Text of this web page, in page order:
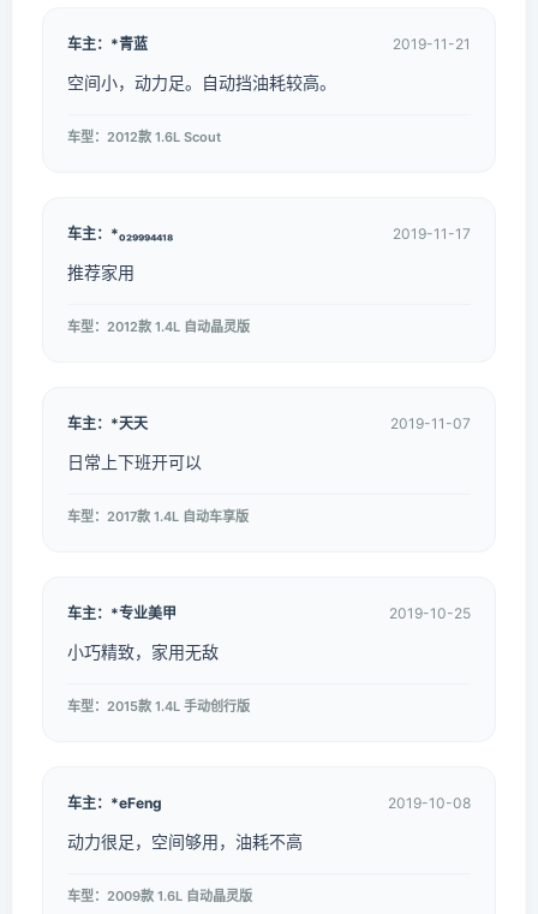
车主：*青蓝 2019-11-21
空间小，动力足。自动挡油耗较高。
车型：2012款 1.6L Scout
车主：*₀₂₉₉₉₄₄₁₈ 2019-11-17
推荐家用
车型：2012款 1.4L 自动晶灵版
车主：*天天 2019-11-07
日常上下班开可以
车型：2017款 1.4L 自动车享版
车主：*专业美甲 2019-10-25
小巧精致，家用无敌
车型：2015款 1.4L 手动创行版
车主：*eFeng 2019-10-08
动力很足，空间够用，油耗不高
车型：2009款 1.6L 自动晶灵版